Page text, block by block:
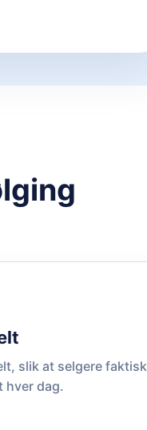
slik at selgere faktisk
hver dag.